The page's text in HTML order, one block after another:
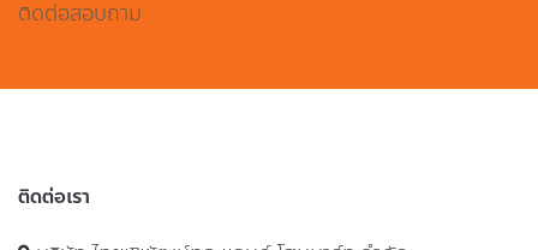
ติดต่อสอบถาม
ติดต่อเรา